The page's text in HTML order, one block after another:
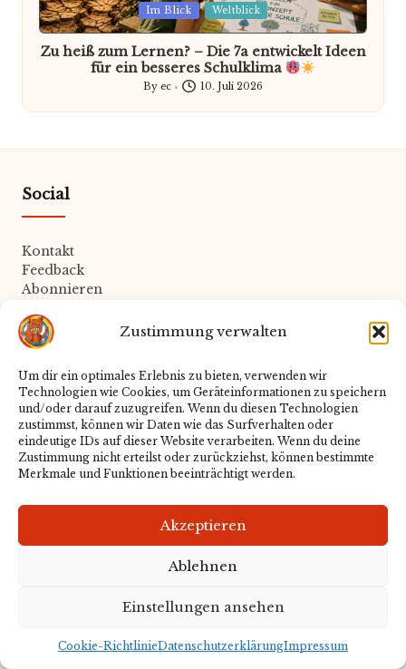
Zustimmung verwalten
Um dir ein optimales Erlebnis zu bieten, verwenden wir
Technologien wie Cookies, um Geräteinformationen zu speichern
und/oder darauf zuzugreifen. Wenn du diesen Technologien
zustimmst, können wir Daten wie das Surfverhalten oder
eindeutige IDs auf dieser Website verarbeiten. Wenn du deine
Zustimmung nicht erteilst oder zurückziehst, können bestimmte
Merkmale und Funktionen beeinträchtigt werden.
Akzeptieren
Ablehnen
Einstellungen ansehen
Cookie-RichtlinieDatenschutzerklärungImpressum
Posted
in
Im Blick Weltblick
Zu heiß zum Lernen? – Die 7a entwickelt Ideen
für ein besseres Schulklima
Posted
by
By ec 10. Juli 2026
Social
Kontakt
Feedback
Abonnieren
Rechtliches
Datenschutz
Impressum
Cookie-Richtlinie
Redaktion
vorbehalten.Bloglo WordPress Theme